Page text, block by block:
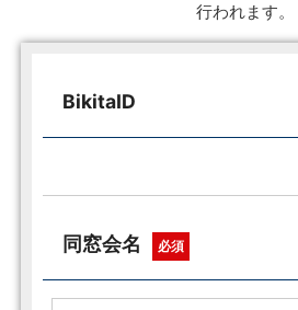
行われます。
BikitaID
同窓会名 必須